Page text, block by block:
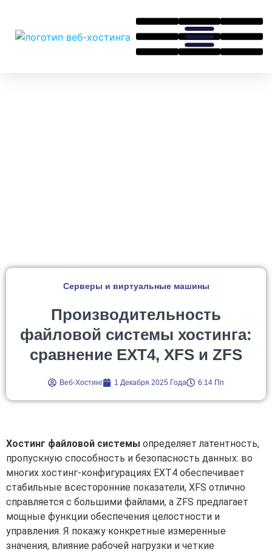
Серверы и виртуальные машины
Производительность
файловой системы хостинга:
сравнение EXT4, XFS и ZFS
Веб-Хостинг 1 Декабря 2025 Года 6:14 Пп
Хостинг файловой системы определяет латентность,
пропускную способность и безопасность данных: во
многих хостинг-конфигурациях EXT4 обеспечивает
стабильные всесторонние показатели, XFS отлично
справляется с большими файлами, а ZFS предлагает
мощные функции обеспечения целостности и
управления. Я покажу конкретные измеренные
значения, влияние рабочей нагрузки и четкие